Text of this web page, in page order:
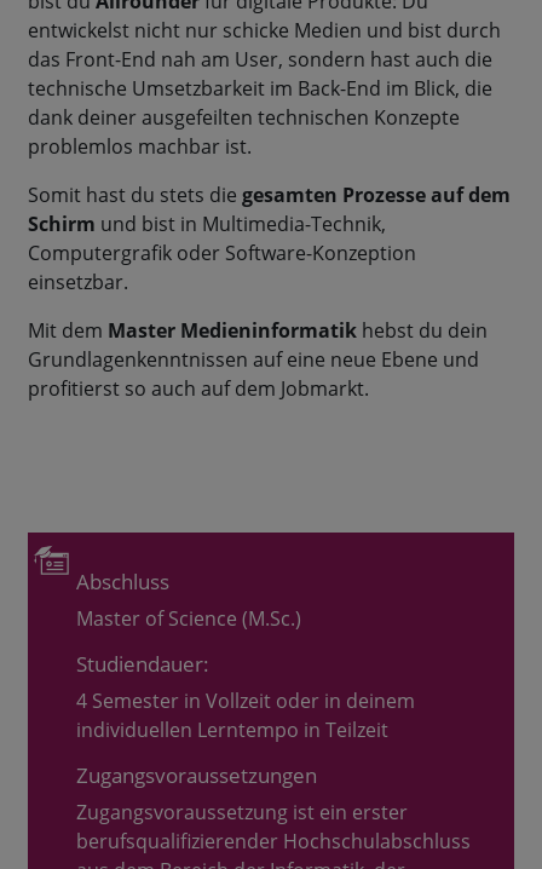
entwickelst nicht nur schicke Medien und bist durch
das Front-End nah am User, sondern hast auch die
technische Umsetzbarkeit im Back-End im Blick, die
dank deiner ausgefeilten technischen Konzepte
problemlos machbar ist.
Somit hast du stets die gesamten Prozesse auf dem
Schirm und bist in Multimedia-Technik,
Computergrafik oder Software-Konzeption
einsetzbar.
Mit dem Master Medieninformatik hebst du dein
Grundlagenkenntnissen auf eine neue Ebene und
profitierst so auch auf dem Jobmarkt.
Abschluss
Master of Science (M.Sc.)
Studiendauer:
4 Semester in Vollzeit oder in deinem
individuellen Lerntempo in Teilzeit
Zugangsvoraussetzungen
Zugangsvoraussetzung ist ein erster
berufsqualifizierender Hochschulabschluss